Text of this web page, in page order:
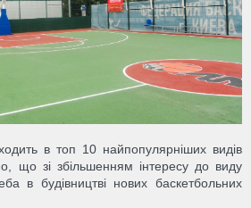
в топ 10 найпопулярніших видів
що зі збільшенням інтересу до виду
в будівництві нових баскетбольних